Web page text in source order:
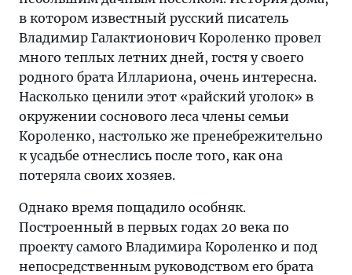
в котором известный русский писатель
Владимир Галактионович Короленко провел
много теплых летних дней, гостя у своего
родного брата Иллариона, очень интересна.
Насколько ценили этот «райский уголок» в
окружении соснового леса члены семьи
Короленко, настолько же пренебрежительно
к усадьбе отнеслись после того, как она
потеряла своих хозяев.
Однако время пощадило особняк.
Построенный в первых годах 20 века по
проекту самого Владимира Короленко и под
непосредственным руководством его брата